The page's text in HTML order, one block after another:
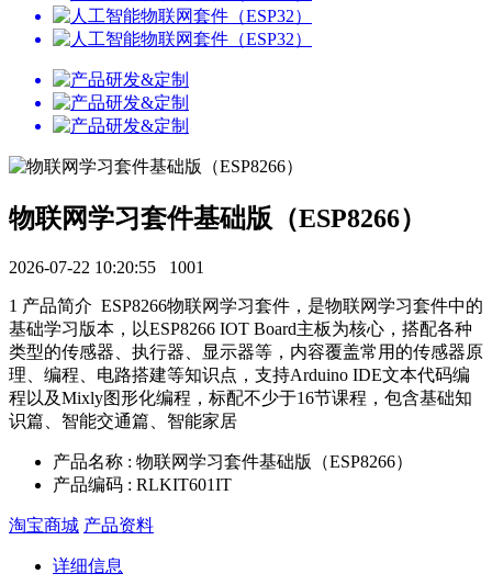
物联网学习套件基础版（ESP8266）
2026-07-22 10:20:55 1001
1 产品简介 ESP8266物联网学习套件，是物联网学习套件中的
基础学习版本，以ESP8266 IOT Board主板为核心，搭配各种
类型的传感器、执行器、显示器等，内容覆盖常用的传感器原
理、编程、电路搭建等知识点，支持Arduino IDE文本代码编
程以及Mixly图形化编程，标配不少于16节课程，包含基础知
识篇、智能交通篇、智能家居
产品名称 : 物联网学习套件基础版（ESP8266）
产品编码 : RLKIT601IT
淘宝商城 产品资料
详细信息